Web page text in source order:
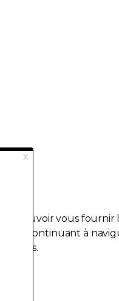
de pouvoir vous
En continuant à